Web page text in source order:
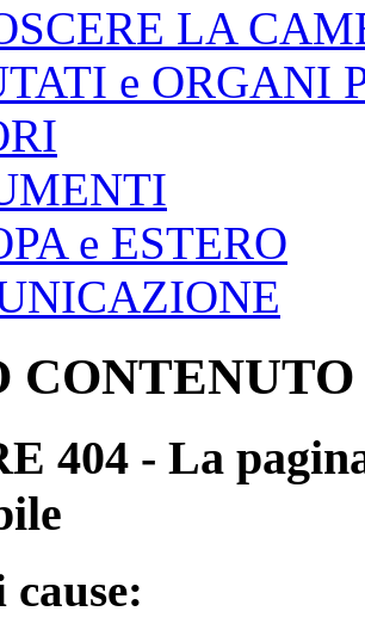
LA
e ORGANI
e ESTERO
404 - La